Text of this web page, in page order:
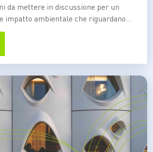
da mettere in discussione per un
impatto ambientale che riguardano
le decorazioni, i regali, la tavola e i
sono soprattutto una questione di
da famiglia a famiglia.…